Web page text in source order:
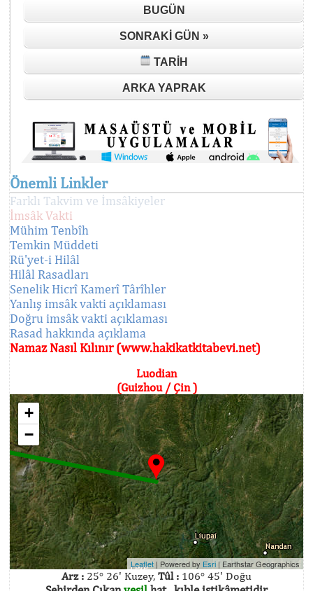
BUGÜN
SONRAKI GÜN »
TARIH
ARKA YAPRAK
Önemli Linkler
Farklı Takvim ve İmsâkiyeler
İmsâk Vakti
Mühim Tenbîh
Temkin Müddeti
Rü'yet-i Hilâl
Hilâl Rasadları
Senelik Hicrî Kamerî Târîhler
Yanlış imsâk vakti açıklaması
Doğru imsâk vakti açıklaması
Rasad hakkında açıklama
Namaz Nasıl Kılınır (www.hakikatkitabevi.net)
Luodian
(Guizhou / Çin )
+
−
Leaflet | Powered by Esri | Earthstar Geographics
Arz : 25° 26' Kuzey, Tûl : 106° 45' Doğu